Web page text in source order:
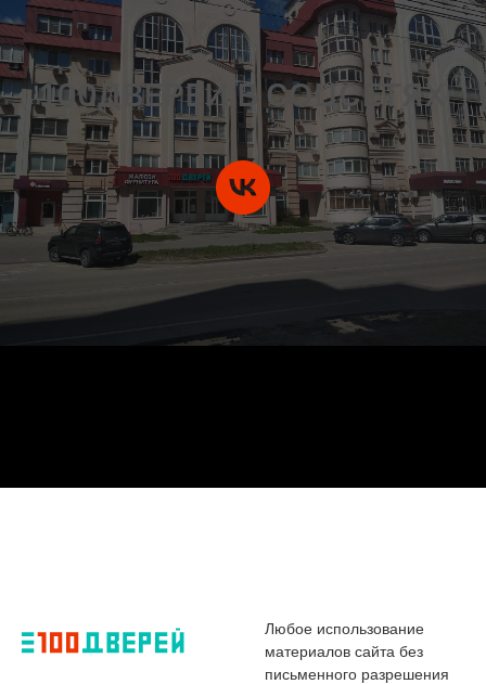
100ДВЕРЕЙ В СОЦСЕТЯХ
Любое использование
материалов сайта без
письменного разрешения